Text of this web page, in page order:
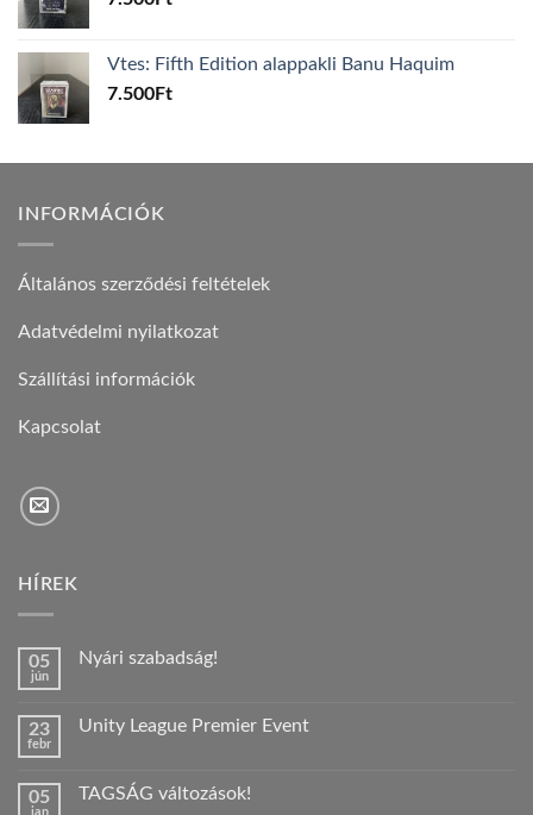
Vtes: Fifth Edition alappakli Banu Haquim
7.500Ft
INFORMÁCIÓK
Általános szerződési feltételek
Adatvédelmi nyilatkozat
Szállítási információk
Kapcsolat
HÍREK
05
jún
Nyári szabadság!
Nyári
23
febr
Unity League Premier Event
Unity
05
jan
TAGSÁG változások!